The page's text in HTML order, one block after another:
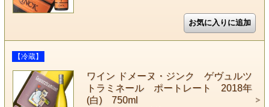
【冷蔵】
ワイン ドメーヌ・ジンク ゲヴュルツ
トラミネール ポートレート 2018年
(白) 750ml